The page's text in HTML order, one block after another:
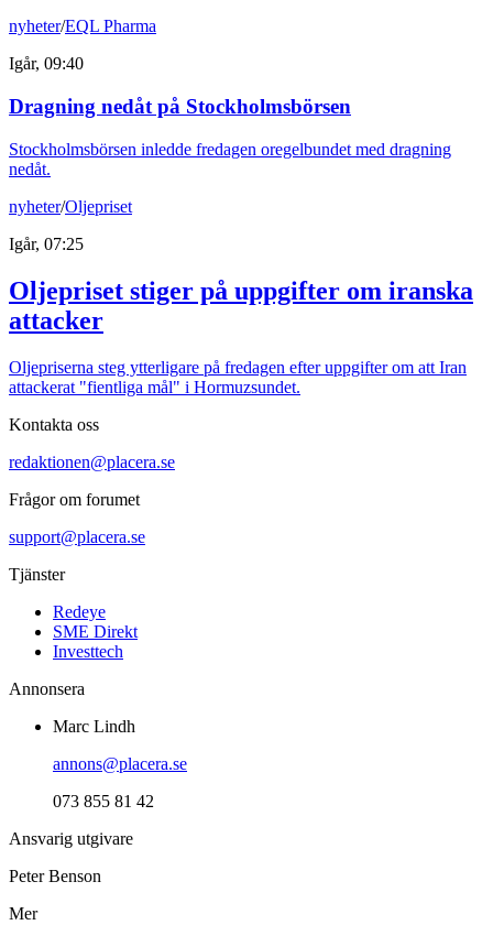
nyheter/EQL Pharma
Igår, 09:40
Dragning nedåt på Stockholmsbörsen
Stockholmsbörsen inledde fredagen oregelbundet med dragning
nedåt.
nyheter/Oljepriset
Igår, 07:25
Oljepriset stiger på uppgifter om iranska
attacker
Oljepriserna steg ytterligare på fredagen efter uppgifter om att Iran
attackerat "fientliga mål" i Hormuzsundet.
Kontakta oss
redaktionen@placera.se
Frågor om forumet
support@placera.se
Tjänster
Redeye
SME Direkt
Investtech
Annonsera
Marc Lindh
annons@placera.se
073 855 81 42
Ansvarig utgivare
Peter Benson
Mer